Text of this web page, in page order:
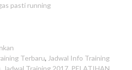
pasti running
Terbaru, Jadwal Info Training